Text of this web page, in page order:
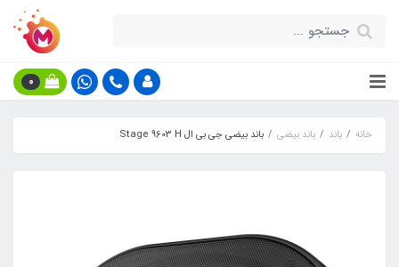
0
خانه باند باند بیضی باند بیضی جی بی ال Stage 9603 H